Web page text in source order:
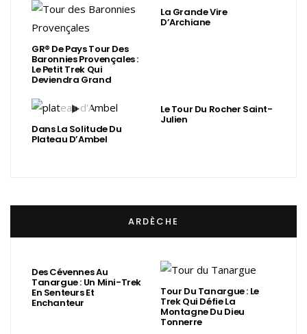
GR® De Pays Tour Des
Baronnies Provençales :
Le Petit Trek Qui
Deviendra Grand
La Grande Vire
D’Archiane
Dans La Solitude Du
Plateau D’Ambel
Le Tour Du Rocher Saint-
Julien
ARDÈCHE
Des Cévennes Au
Tanargue : Un Mini-Trek
En Senteurs Et
Enchanteur
Tour Du Tanargue : Le
Trek Qui Défie La
Montagne Du Dieu
Tonnerre